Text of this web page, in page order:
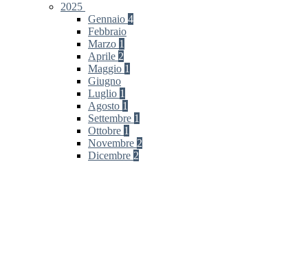
2025
Gennaio 4
Febbraio
Marzo 1
Aprile 2
Maggio 1
Giugno
Luglio 1
Agosto 1
Settembre 1
Ottobre 1
Novembre 2
Dicembre 2